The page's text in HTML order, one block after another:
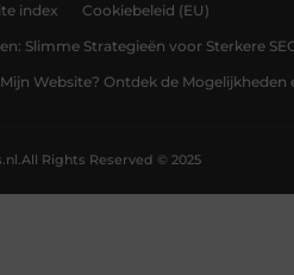
index Cookiebeleid (EU)
Slimme Strategieën voor Sterkere
Website? Ontdek de Mogelijkheden
All Rights Reserved © 2025